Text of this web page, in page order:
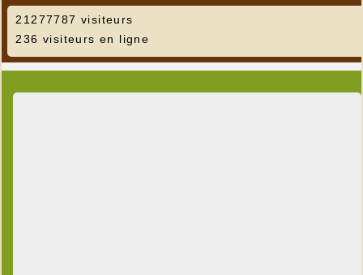
21277787 visiteurs
236 visiteurs en ligne